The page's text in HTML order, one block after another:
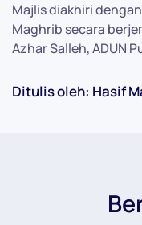
Majlis diakhiri
Maghrib secara
Azhar Salleh, ADUN
Ditulis oleh: Hasif